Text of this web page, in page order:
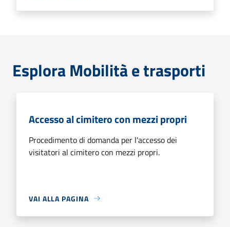
Esplora Mobilità e trasporti
Accesso al cimitero con mezzi propri
Procedimento di domanda per l'accesso dei
visitatori al cimitero con mezzi propri.
VAI ALLA PAGINA